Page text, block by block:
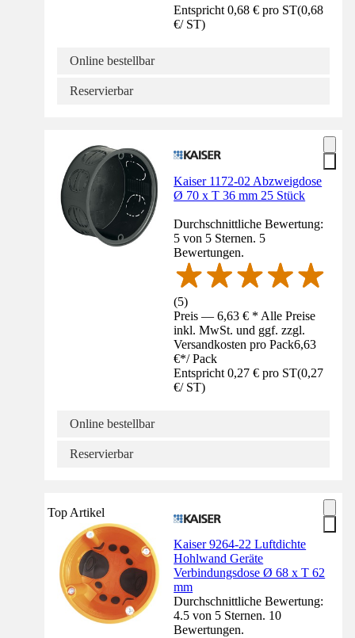
Entspricht 0,68 € pro ST(0,68
€/ ST)
Online bestellbar
Reservierbar
Kaiser 1172-02 Abzweigdose
Ø 70 x T 36 mm 25 Stück
Durchschnittliche Bewertung:
5 von 5 Sternen. 5
Bewertungen.
(5)
Preis — 6,63 € * Alle Preise
inkl. MwSt. und ggf. zzgl.
Versandkosten pro Pack6,63
€*/ Pack
Entspricht 0,27 € pro ST(0,27
€/ ST)
Online bestellbar
Reservierbar
Top Artikel
Kaiser 9264-22 Luftdichte
Hohlwand Geräte
Verbindungsdose Ø 68 x T 62
mm
Durchschnittliche Bewertung:
4.5 von 5 Sternen. 10
Bewertungen.